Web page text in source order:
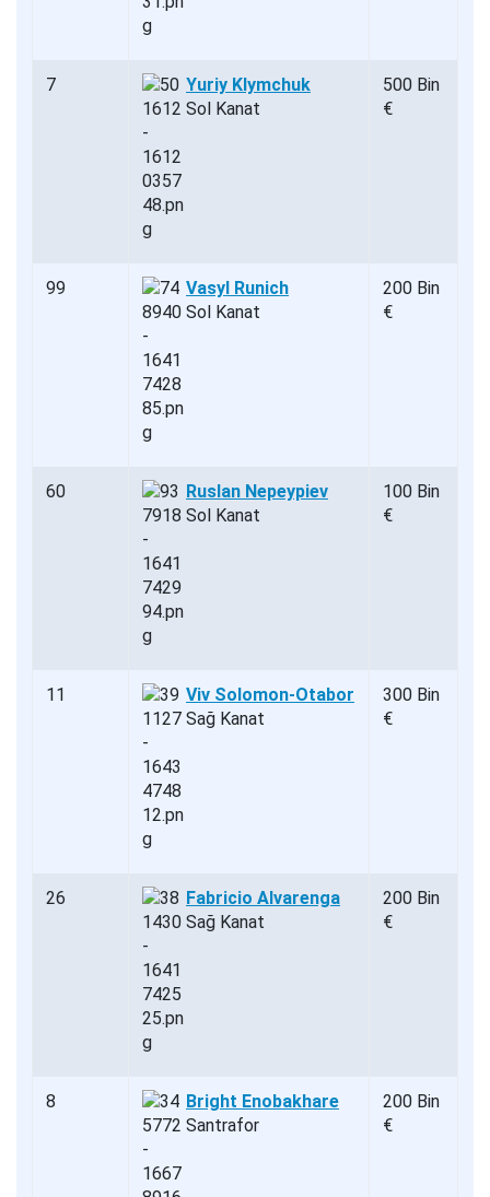
7
Yuriy Klymchuk
Sol Kanat
500 Bin
€
99
Vasyl Runich
Sol Kanat
200 Bin
€
60
Ruslan Nepeypiev
Sol Kanat
100 Bin
€
11
Viv Solomon-Otabor
Sağ Kanat
300 Bin
€
26
Fabricio Alvarenga
Sağ Kanat
200 Bin
€
8
Bright Enobakhare
Santrafor
200 Bin
€